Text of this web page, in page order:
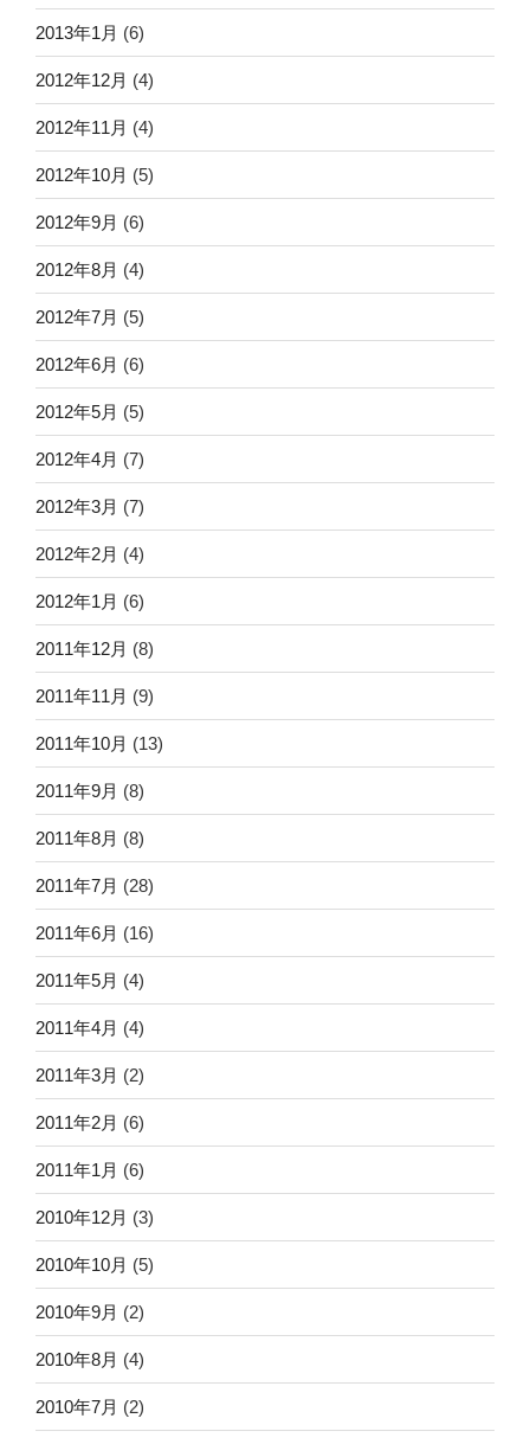
2013年1月 (6)
2012年12月 (4)
2012年11月 (4)
2012年10月 (5)
2012年9月 (6)
2012年8月 (4)
2012年7月 (5)
2012年6月 (6)
2012年5月 (5)
2012年4月 (7)
2012年3月 (7)
2012年2月 (4)
2012年1月 (6)
2011年12月 (8)
2011年11月 (9)
2011年10月 (13)
2011年9月 (8)
2011年8月 (8)
2011年7月 (28)
2011年6月 (16)
2011年5月 (4)
2011年4月 (4)
2011年3月 (2)
2011年2月 (6)
2011年1月 (6)
2010年12月 (3)
2010年10月 (5)
2010年9月 (2)
2010年8月 (4)
2010年7月 (2)